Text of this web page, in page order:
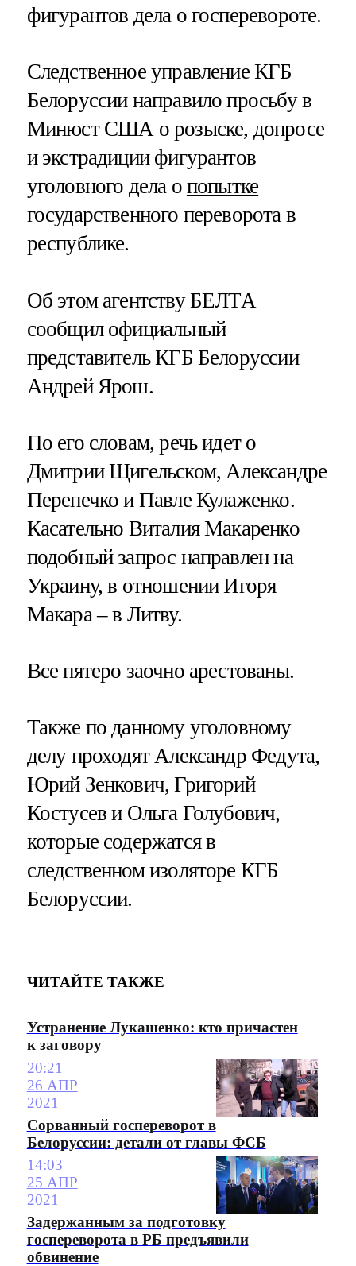
фигурантов дела о госперевороте.
Следственное управление КГБ
Белоруссии направило просьбу в
Минюст США о розыске, допросе
и экстрадиции фигурантов
уголовного дела о попытке
государственного переворота в
республике.
Об этом агентству БЕЛТА
сообщил официальный
представитель КГБ Белоруссии
Андрей Ярош.
По его словам, речь идет о
Дмитрии Щигельском, Александре
Перепечко и Павле Кулаженко.
Касательно Виталия Макаренко
подобный запрос направлен на
Украину, в отношении Игоря
Макара – в Литву.
Все пятеро заочно арестованы.
Также по данному уголовному
делу проходят Александр Федута,
Юрий Зенкович, Григорий
Костусев и Ольга Голубович,
которые содержатся в
следственном изоляторе КГБ
Белоруссии.
ЧИТАЙТЕ ТАКЖЕ
Устранение Лукашенко: кто причастен
к заговору
20:21
26 АПР
2021
Сорванный госпереворот в
Белоруссии: детали от главы ФСБ
14:03
25 АПР
2021
Задержанным за подготовку
госпереворота в РБ предъявили
обвинение